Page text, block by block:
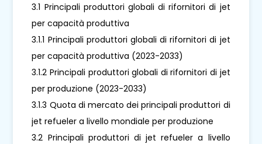
3.1 Principali produttori globali di rifornitori di jet
per capacità produttiva
3.1.1 Principali produttori globali di rifornitori di jet
per capacità produttiva (2023-2033)
3.1.2 Principali produttori globali di rifornitori di jet
per produzione (2023-2033)
3.1.3 Quota di mercato dei principali produttori di
jet refueler a livello mondiale per produzione
3.2 Principali produttori di jet refueler a livello